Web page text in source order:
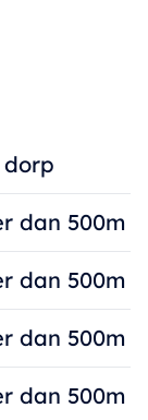
dan 500m
dan 500m
dan 500m
dan 500m